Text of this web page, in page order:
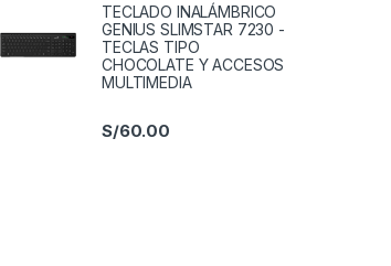
TECLADO INALÁMBRICO
GENIUS SLIMSTAR 7230 -
TECLAS TIPO
CHOCOLATE Y ACCESOS
MULTIMEDIA
S/60.00